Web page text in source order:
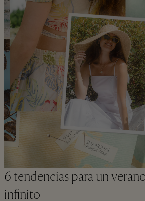
6 tendencias para un verano
infinito ​